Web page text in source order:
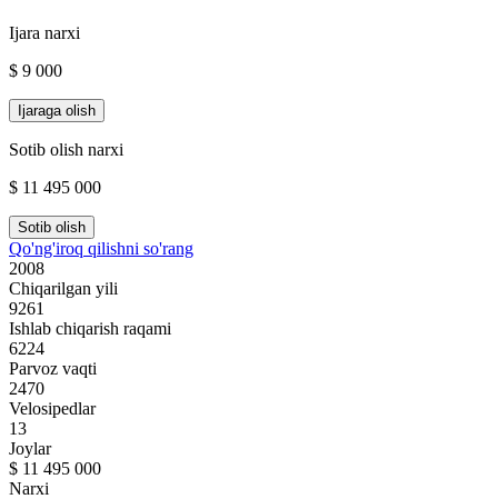
Ijara narxi
$ 9 000
Ijaraga olish
Sotib olish narxi
$ 11 495 000
Sotib olish
Qo'ng'iroq qilishni so'rang
2008
Chiqarilgan yili
9261
Ishlab chiqarish raqami
6224
Parvoz vaqti
2470
Velosipedlar
13
Joylar
$ 11 495 000
Narxi